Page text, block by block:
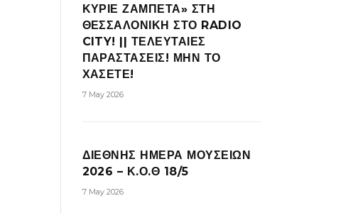
ΚΥΡΙΕ ΖΑΜΠΕΤΑ» ΣΤΗ
ΘΕΣΣΑΛΟΝΙΚΗ ΣΤΟ RADIO
CITY! || ΤΕΛΕΥΤΑΙΕΣ
ΠΑΡΑΣΤΑΣΕΙΣ! ΜΗΝ ΤΟ
ΧΑΣΕΤΕ!
7 May 2026
ΔΙΕΘΝΗΣ ΗΜΕΡΑ ΜΟΥΣΕΙΩΝ
2026 – Κ.Ο.Θ 18/5
7 May 2026